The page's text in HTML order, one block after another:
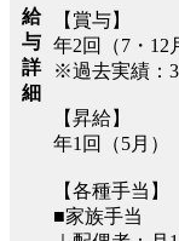
給
与
詳
細
【賞与】
年2回（7・12
※過去実績：
【昇給】
年1回（5月）
【各種手当】
■家族手当